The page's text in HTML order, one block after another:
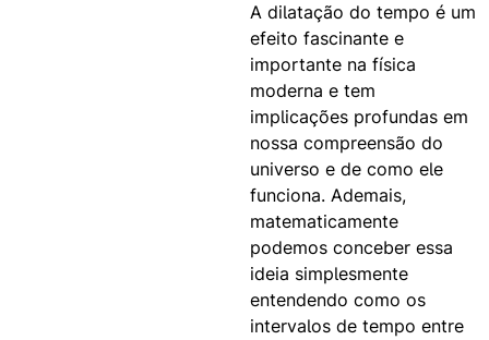
A dilatação do tempo é um
efeito fascinante e
importante na física
moderna e tem
implicações profundas em
nossa compreensão do
universo e de como ele
funciona. Ademais,
matematicamente
podemos conceber essa
ideia simplesmente
entendendo como os
intervalos de tempo entre